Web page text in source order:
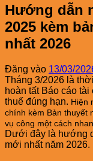
Hướng dẫn
2025 kèm
nhất 2026
Đăng vào 13/03/
Tháng 3/2026 là
hoàn tất Báo cáo
thuế đúng hạn. Hiện
chính kèm Bản thuyết
vụ công một cách
Dưới đây là hướng
mới nhất năm 2026.